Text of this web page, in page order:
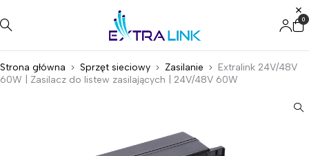
0
Strona główna Sprzęt sieciowy Zasilanie
Extralink 24V/48V
60W | Zasilacz do listew zasilających | 24V/48V 60W